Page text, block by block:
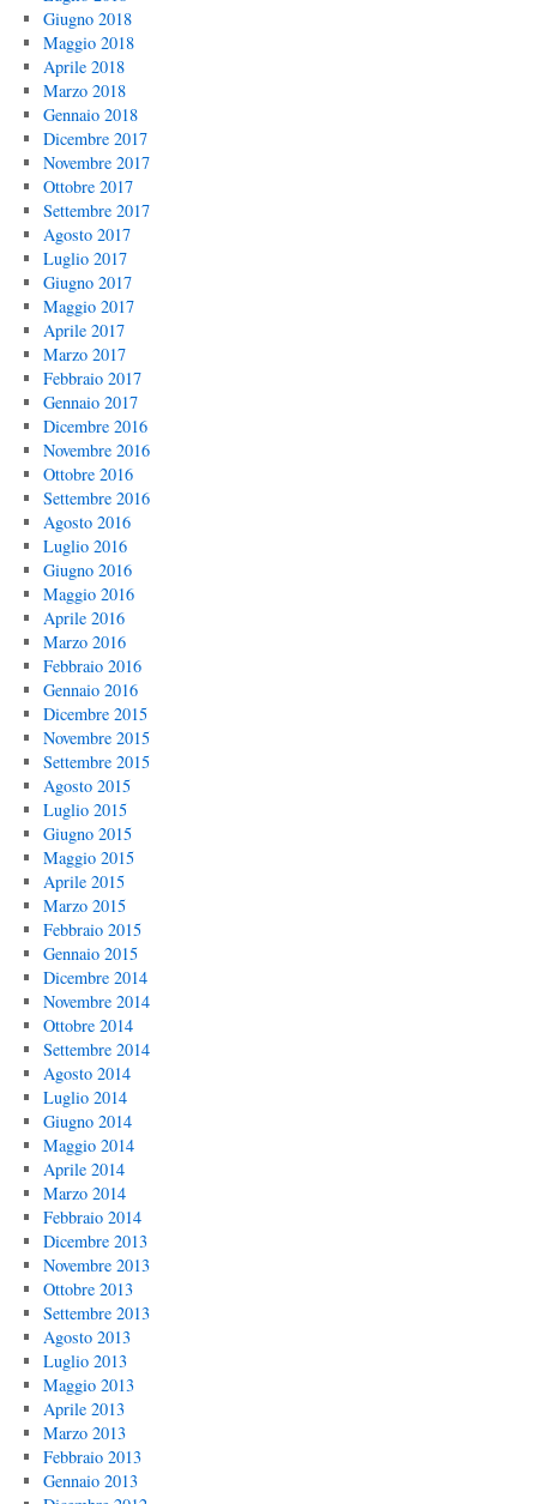
Giugno 2018
Maggio 2018
Aprile 2018
Marzo 2018
Gennaio 2018
Dicembre 2017
Novembre 2017
Ottobre 2017
Settembre 2017
Agosto 2017
Luglio 2017
Giugno 2017
Maggio 2017
Aprile 2017
Marzo 2017
Febbraio 2017
Gennaio 2017
Dicembre 2016
Novembre 2016
Ottobre 2016
Settembre 2016
Agosto 2016
Luglio 2016
Giugno 2016
Maggio 2016
Aprile 2016
Marzo 2016
Febbraio 2016
Gennaio 2016
Dicembre 2015
Novembre 2015
Settembre 2015
Agosto 2015
Luglio 2015
Giugno 2015
Maggio 2015
Aprile 2015
Marzo 2015
Febbraio 2015
Gennaio 2015
Dicembre 2014
Novembre 2014
Ottobre 2014
Settembre 2014
Agosto 2014
Luglio 2014
Giugno 2014
Maggio 2014
Aprile 2014
Marzo 2014
Febbraio 2014
Dicembre 2013
Novembre 2013
Ottobre 2013
Settembre 2013
Agosto 2013
Luglio 2013
Maggio 2013
Aprile 2013
Marzo 2013
Febbraio 2013
Gennaio 2013